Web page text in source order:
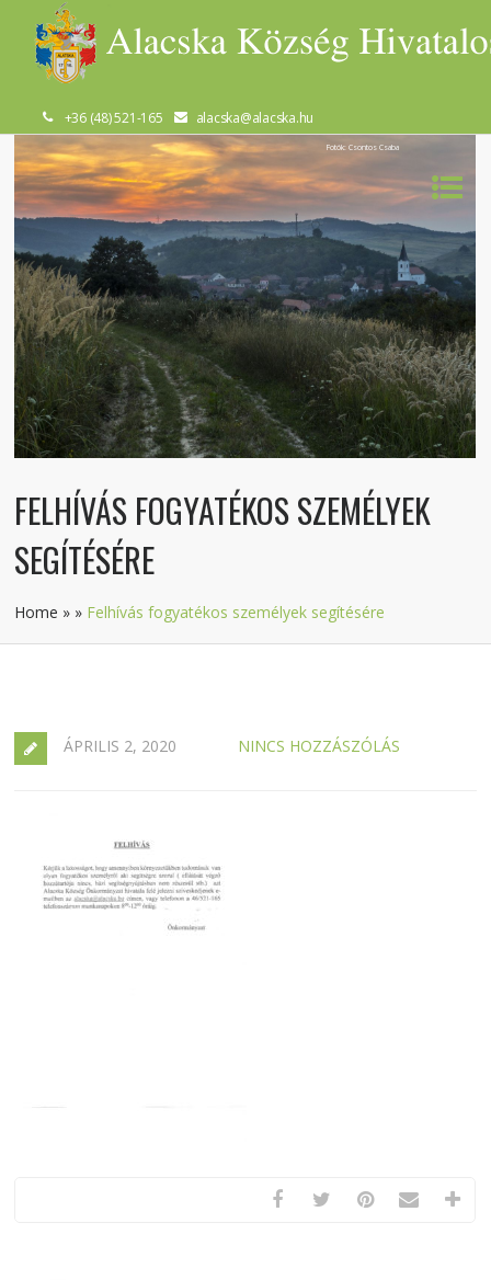
+36 (48) 521-165 alacska@alacska.hu
Fotók: Csontos Csaba
FELHÍVÁS FOGYATÉKOS SZEMÉLYEK
SEGÍTÉSÉRE
Home » » Felhívás fogyatékos személyek segítésére
ÁPRILIS 2, 2020 NINCS HOZZÁSZÓLÁS